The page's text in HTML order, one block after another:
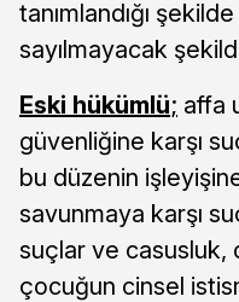
tanımlandığı
sayılmayacak
Eski hükümlü; affa
güvenliğine karşı
bu düzenin
savunmaya karşı
suçlar ve casusluk,
çocuğun cinsel